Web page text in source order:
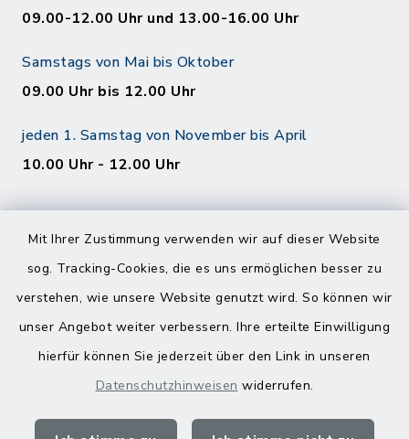
Mit Ihrer Zustimmung verwenden wir auf dieser Website
sog. Tracking-Cookies, die es uns ermöglichen besser zu
verstehen, wie unsere Website genutzt wird. So können wir
unser Angebot weiter verbessern. Ihre erteilte Einwilligung
hierfür können Sie jederzeit über den Link in unseren
Datenschutzhinweisen widerrufen.
09.00-12.00 Uhr und 13.00-16.00 Uhr
Samstags von Mai bis Oktober
09.00 Uhr bis 12.00 Uhr
jeden 1. Samstag von November bis April
10.00 Uhr - 12.00 Uhr
Barrierefreiheit